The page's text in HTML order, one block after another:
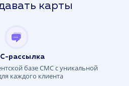
карты
рассылка
базе СМС с уникальной
каждого клиента